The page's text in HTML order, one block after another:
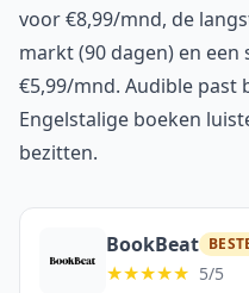
voor €8,99/mnd, de
markt (90 dagen) en
€5,99/mnd. Audible past
Engelstalige boeken
bezitten.
BookBeat
★★★★★ 5/5